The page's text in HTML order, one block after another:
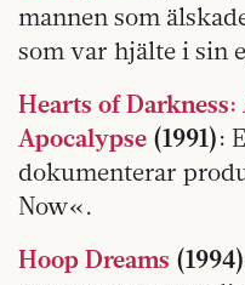
mannen som
som var hjälte i sin
Hearts of Darkness:
Apocalypse (1991):
dokumenterar
Now«.
Hoop Dreams